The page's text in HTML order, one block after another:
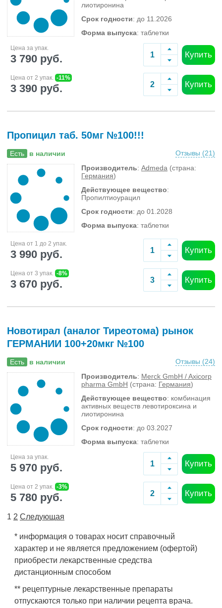
лиотиронина
Срок годности: до 11.2026
Форма выпуска: таблетки
Цена за упак.
3 790 руб. Купить
Цена от 2 упак. -11%
3 390 руб. Купить
Пропицил таб. 50мг №100!!!
Есть в наличии Отзывы (21)
Производитель: Admeda (страна:
Германия)
Действующее вещество:
Пропилтиоурацил
Срок годности: до 01.2028
Форма выпуска: таблетки
Цена от 1 до 2 упак.
3 990 руб. Купить
Цена от 3 упак. -8%
3 670 руб. Купить
Новотирал (аналог Тиреотома) рынок
ГЕРМАНИИ 100+20мкг №100
Есть в наличии Отзывы (24)
Производитель: Merck GmbH / Axicorp
pharma GmbH (страна: Германия)
Действующее вещество: комбинация
активных веществ левотироксина и
лиотиронина
Срок годности: до 03.2027
Форма выпуска: таблетки
Цена за упак.
5 970 руб. Купить
Цена от 2 упак. -3%
5 780 руб. Купить
1 2 Следующая
* информация о товарах носит справочный
характер и не является предложением (офертой)
приобрести лекарственные средства
дистанционным способом
** рецептурные лекарственные препараты
отпускаются только при наличии рецепта врача.